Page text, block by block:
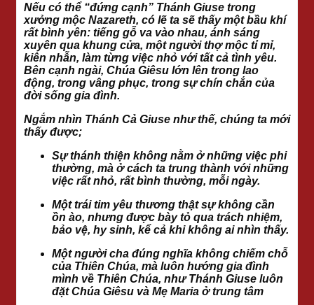
Nếu có thể “đứng cạnh” Thánh Giuse trong
xưởng mộc Nazareth, có lẽ ta sẽ thấy một bầu khí
rất bình yên: tiếng gỗ va vào nhau, ánh sáng
xuyên qua khung cửa, một người thợ mộc tỉ mỉ,
kiên nhẫn, làm từng việc nhỏ với tất cả tình yêu.
Bên cạnh ngài, Chúa Giêsu lớn lên trong lao
động, trong vâng phục, trong sự chín chắn của
đời sống gia đình.
Ngắm nhìn Thánh Cả Giuse như thế, chúng ta mới
thấy được;
Sự thánh thiện không nằm ở những việc phi
thường, mà ở cách ta trung thành với những
việc rất nhỏ, rất bình thường, mỗi ngày.
Một trái tim yêu thương thật sự không cần
ồn ào, nhưng được bày tỏ qua trách nhiệm,
bảo vệ, hy sinh, kể cả khi không ai nhìn thấy.
Một người cha đúng nghĩa không chiếm chỗ
của Thiên Chúa, mà luôn hướng gia đình
mình về Thiên Chúa, như Thánh Giuse luôn
đặt Chúa Giêsu và Mẹ Maria ở trung tâm